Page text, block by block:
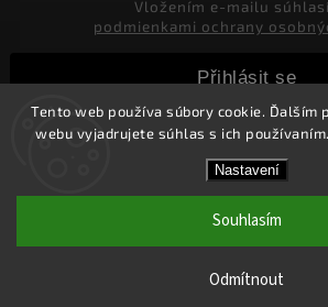
Tento web používa súbory cookie. Ďalším
webu vyjadrujete súhlas s ich
Nastavení
Odmítnout
Souhlasím
Doprava ZDARMA nad 2000,-CZK
podmienkami ochrany
Přihlásit se
Marco Moralli.
Upravit nastavení cookies
Shoptet| Design